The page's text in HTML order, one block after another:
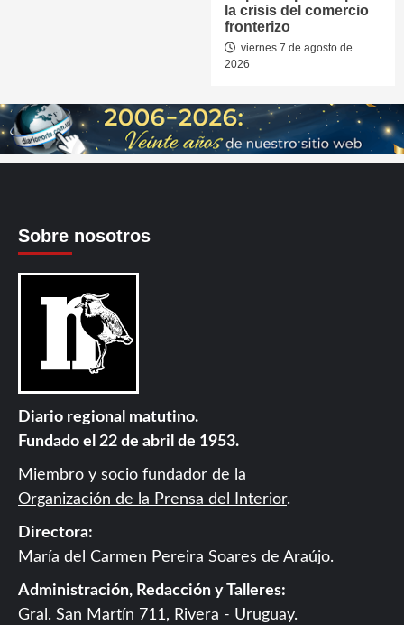
la crisis del comercio
fronterizo
viernes 7 de agosto de
2026
Sobre nosotros
Diario regional matutino.
Fundado el 22 de abril de 1953.
Miembro y socio fundador de la
Organización de la Prensa del Interior.
Directora:
María del Carmen Pereira Soares de Araújo.
Administración, Redacción y Talleres:
Gral. San Martín 711, Rivera - Uruguay.